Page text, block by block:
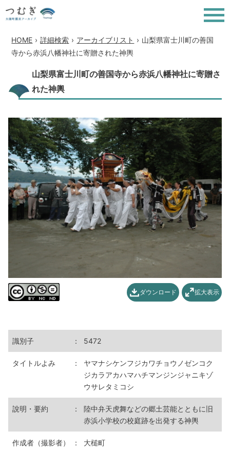
HOME › 詳細検索 › アーカイブリスト › 山梨県富士川町の善国
寺から赤浜八幡神社に寄贈された神輿
山梨県富士川町の善国寺から赤浜八幡神社に寄贈さ
れた神輿
拡大表示
ダウンロード
識別子 ： 5472
タイトルよみ ：
ヤマナシケンフジカワチョウノゼンコク
ジカラアカハマハチマンジンジャニキゾ
ウサレタミコシ
說明・要約 ：
陸中弁天虎舞などの郷土芸能とともに旧
赤浜小学校の校庭跡を出発する神輿
作成者（撮影者） ： 大槌町